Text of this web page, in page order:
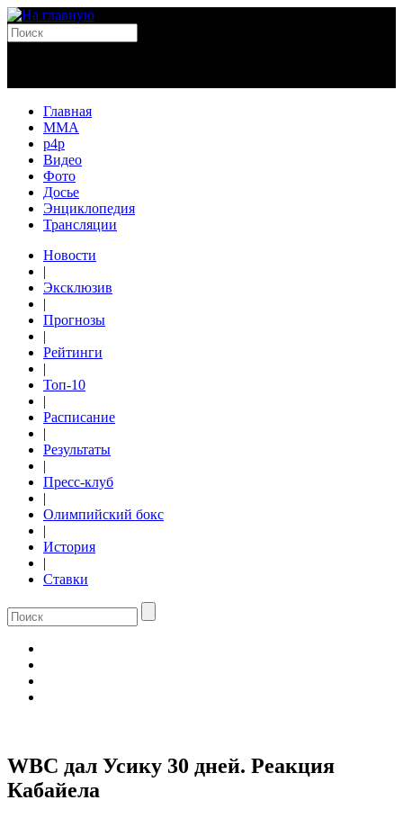
Главная
MMA
p4p
Видео
Фото
Досье
Энциклопедия
Трансляции
Новости
|
Эксклюзив
|
Прогнозы
|
Рейтинги
|
Топ-10
|
Расписание
|
Результаты
|
Пресс-клуб
|
Олимпийский бокс
|
История
|
Ставки
WBC дал Усику 30 дней. Реакция
Кабайела